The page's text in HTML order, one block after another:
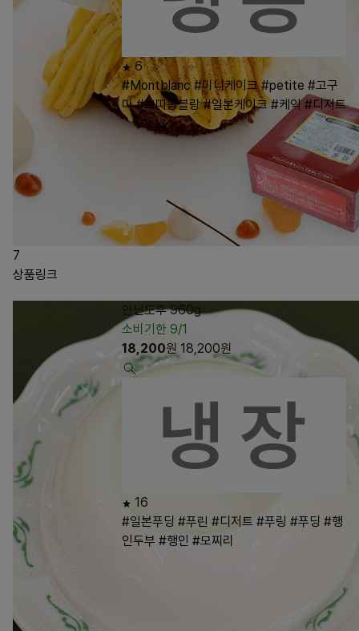
7
6
#Montblanc #미니케이크 #petite #고구
마 #쁘띠몽블랑 #일본케이크 #케익 #디저트
상품링크
안닌도후 960g
소비기한 9/1
18,200원 18,200원
16
#일본푸딩 #푸린 #디저트 #푸링 #푸딩 #행
인두부 #행인 #모찌리